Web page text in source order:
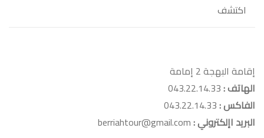
اكتشف
إقامة البهجة 2 إمامة
الهاتف :043.22.14.33
الفاكس :043.22.14.33
البريد اإلكتروني :